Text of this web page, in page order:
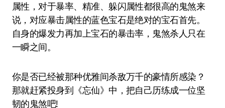
属性，对于暴率、精准、躲闪属性都很高的鬼煞来
说，对应暴击属性的蓝色宝石是绝对的宝石首先。
自身的爆发力再加上宝石的暴击率，鬼煞杀人只在
一瞬之间。
你是否已经被那种优雅间杀敌万千的豪情所感染？
那就赶紧投身到《忘仙》中，把自己历练成一位坚
韧的鬼煞吧!